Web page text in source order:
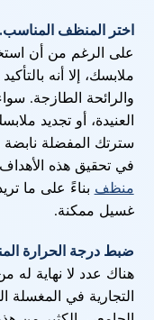
اختر المنظف المناسب.
على الرغم من أن
ملابسك، إلا أنه
والرائحة الطازجة.
العنيدة، أو تجديد
سترتك المفضلة
في تحقيق هذه
منظف بناءً على ما
غسيل ممكنة.
ضبط درجة الحرارة
هناك عدد لا نهاية له
التجارية في المغسلة